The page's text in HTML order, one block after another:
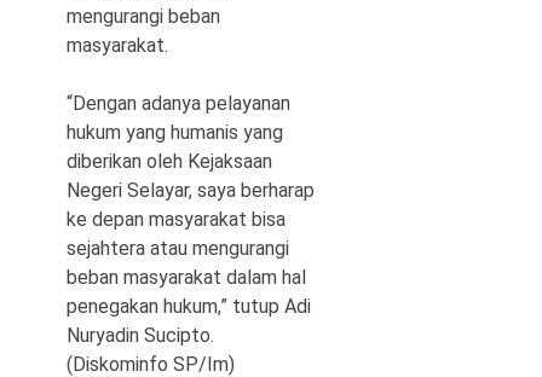
mengurangi beban
masyarakat.
“Dengan adanya pelayanan
hukum yang humanis yang
diberikan oleh Kejaksaan
Negeri Selayar, saya berharap
ke depan masyarakat bisa
sejahtera atau mengurangi
beban masyarakat dalam hal
penegakan hukum,” tutup Adi
Nuryadin Sucipto.
(Diskominfo SP/Im)